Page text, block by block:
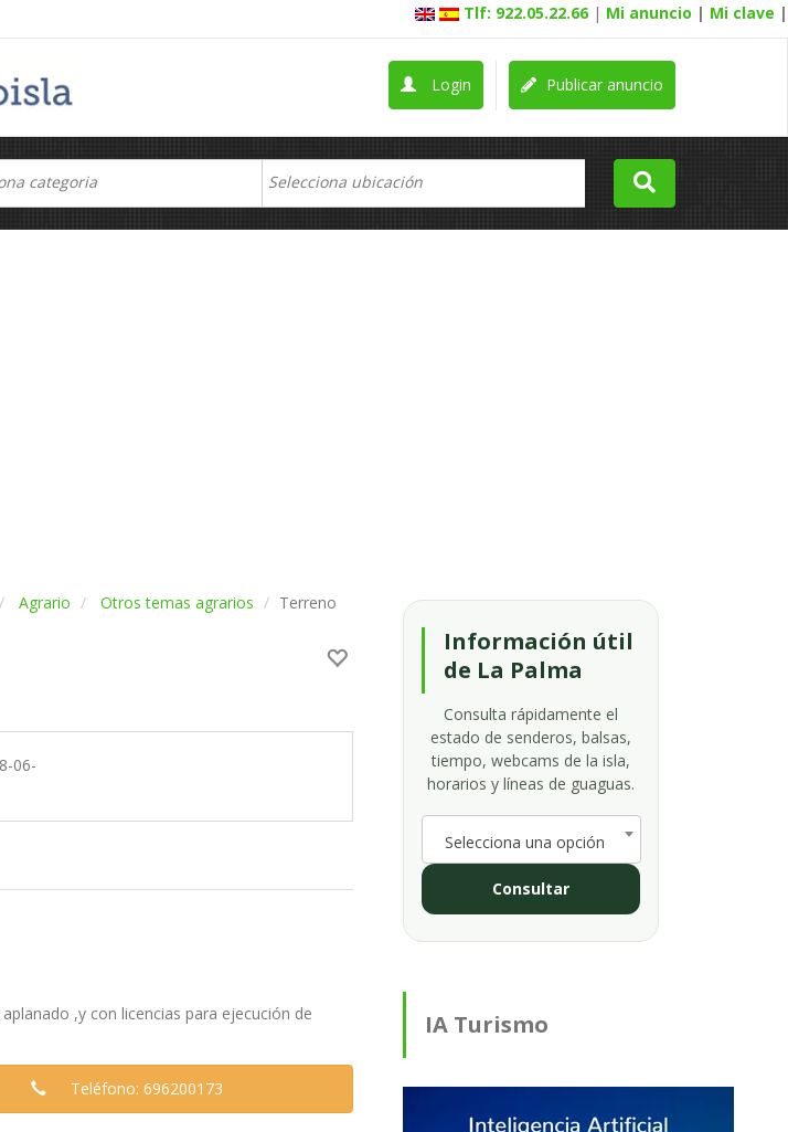
Tlf: 922.05.22.66 | Mi anuncio | Mi clave |
Publicar anuncio
Login
Agrario Otros temas agrarios Terreno
06-
,y con licencias para ejecución de
Teléfono: 696200173
Información útil
de La Palma
Consulta rápidamente el
estado de senderos, balsas,
tiempo, webcams de la isla,
horarios y líneas de guaguas.
Selecciona una opción
Consultar
IA Turismo